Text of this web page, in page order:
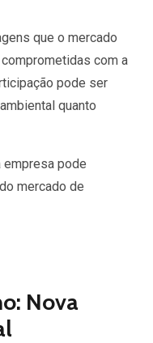
que o mercado
com a
pode ser
quanto
empresa pode
mercado de
Nova